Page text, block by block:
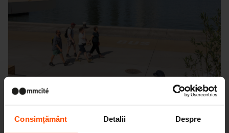
Consimțământ Detalii Despre